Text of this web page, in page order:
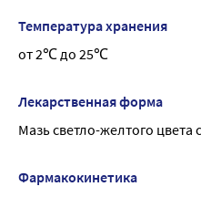
репарации, тормозит
ферменты, вызывающие
(восстановлению)
Температура хранения
от 2℃ до 25℃
Лекарственная форма
Мазь светло-желтого цвета
Фармакокинетика